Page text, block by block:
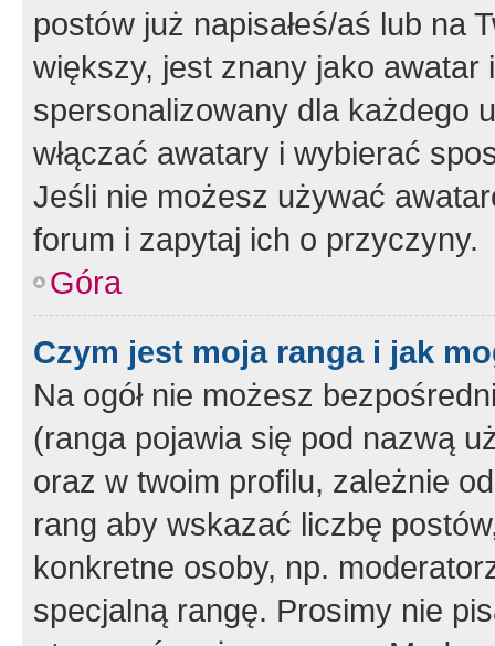
postów już napisałeś/aś lub na
większy, jest znany jako
spersonalizowany dla każdego
włączać awatary i wybierać
Jeśli nie możesz używać
forum i zapytaj ich o przyczyny.
Góra
Czym jest moja ranga i jak
Na ogół nie możesz
(ranga pojawia się pod nazwą
oraz w twoim profilu, zależnie
rang aby wskazać liczbę
konkretne osoby, np.
specjalną rangę. Prosimy nie